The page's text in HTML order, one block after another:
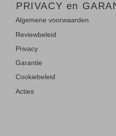
PRIVACY en
Algemene voorwaarden
Reviewbeleid
Privacy
Garantie
Cookiebeleid
Acties